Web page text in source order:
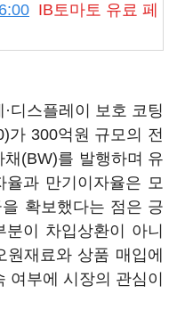
IB토마토 유료 페
디스플레이 보호 코팅
가 300억원 규모의 전
(BW)를 발행하며 유
율과 만기이자율은 모
확보했다는 점은 긍
이 차입상환이 아니
재료와 상품 매입에
여부에 시장의 관심이